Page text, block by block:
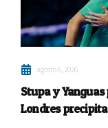
agosto 6, 2026
Stupa y
Londres